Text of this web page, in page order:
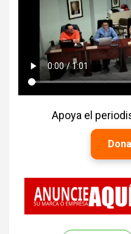
Apoya el